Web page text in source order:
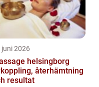
juni 2026
helsingborg
återhämtning
resultat